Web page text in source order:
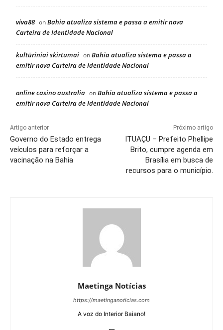
viva88 onBahia atualiza sistema e passa a emitir nova
Carteira de Identidade Nacional
kultūriniai skirtumai onBahia atualiza sistema e passa a
emitir nova Carteira de Identidade Nacional
online casino australia onBahia atualiza sistema e passa a
emitir nova Carteira de Identidade Nacional
Artigo anterior
Governo do Estado entrega
veículos para reforçar a
vacinação na Bahia
Próximo artigo
ITUAÇU – Prefeito Phellipe
Brito, cumpre agenda em
Brasília em busca de
recursos para o município.
Maetinga Notícias
https://maetinganoticias.com
A voz do Interior Baiano!